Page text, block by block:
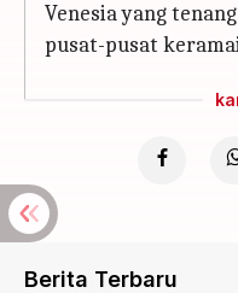
Venesia yang
pusat-pusat
Berita Terbaru